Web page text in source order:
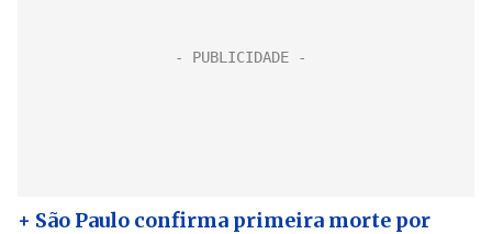
+ São Paulo confirma primeira morte por